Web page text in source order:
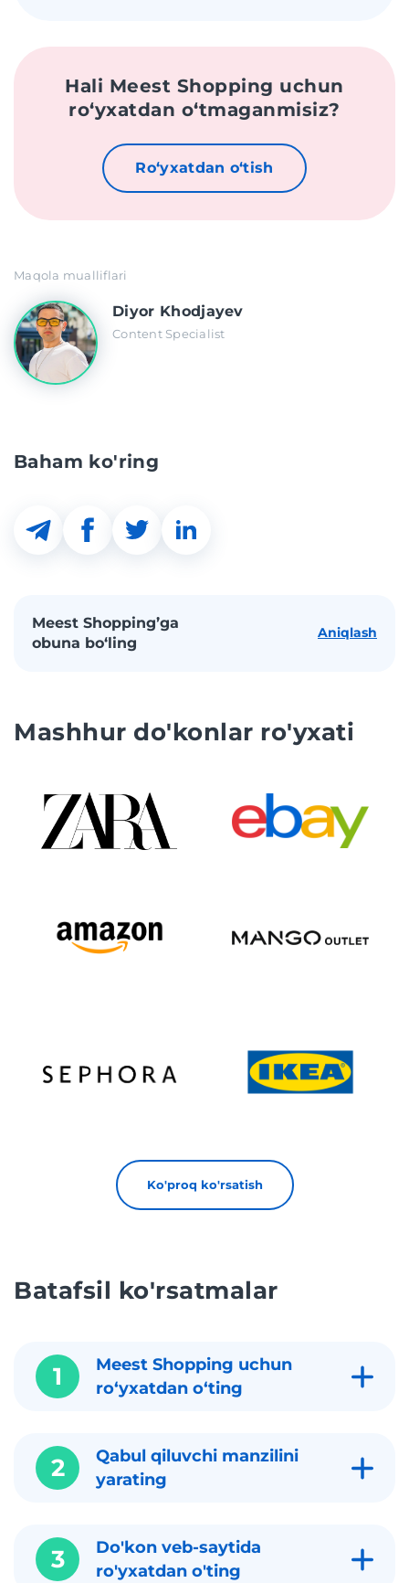
Hali Meest Shopping uchun
roʻyxatdan oʻtmaganmisiz?
Roʻyxatdan oʻtish
Maqola mualliflari
Diyor Khodjayev
Content Specialist
Baham ko'ring
Meest Shopping’ga
obuna bo‘ling
Aniqlash
Mashhur do'konlar ro'yxati
Ko'proq ko'rsatish
Batafsil ko'rsatmalar
1
Meest Shopping uchun
roʻyxatdan oʻting
2
Qabul qiluvchi manzilini
yarating
3
Do'kon veb-saytida
ro'yxatdan o'ting